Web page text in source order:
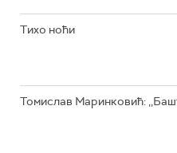
Тихо ноћи
Томислав Маринковић: